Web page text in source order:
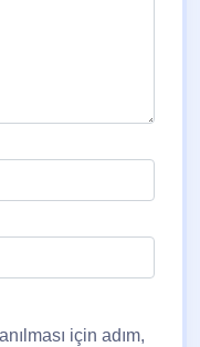
için adım,